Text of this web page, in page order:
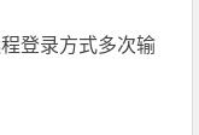
登录方式多次输